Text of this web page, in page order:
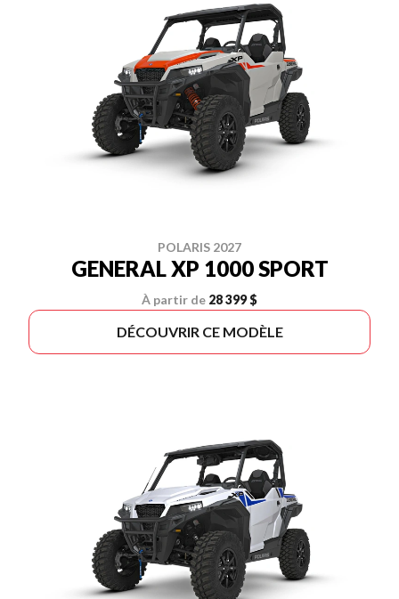
POLARIS 2027
GENERAL XP 1000 SPORT
À partir de 28 399 $
DÉCOUVRIR CE MODÈLE